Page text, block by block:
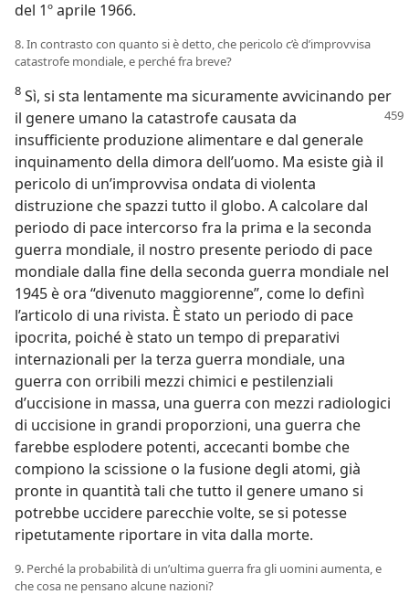
del 1º aprile 1966.
8. In contrasto con quanto si è detto, che pericolo c’è d’improvvisa
catastrofe mondiale, e perché fra breve?
8 Sì, si sta lentamente ma sicuramente avvicinando per
il genere umano la catastrofe causata da
insufficiente produzione alimentare e dal generale
inquinamento della dimora dell’uomo. Ma esiste già il
pericolo di un’improvvisa ondata di violenta
distruzione che spazzi tutto il globo. A calcolare dal
periodo di pace intercorso fra la prima e la seconda
guerra mondiale, il nostro presente periodo di pace
mondiale dalla fine della seconda guerra mondiale nel
1945 è ora “divenuto maggiorenne”, come lo definì
l’articolo di una rivista. È stato un periodo di pace
ipocrita, poiché è stato un tempo di preparativi
internazionali per la terza guerra mondiale, una
guerra con orribili mezzi chimici e pestilenziali
d’uccisione in massa, una guerra con mezzi radiologici
di uccisione in grandi proporzioni, una guerra che
farebbe esplodere potenti, accecanti bombe che
compiono la scissione o la fusione degli atomi, già
pronte in quantità tali che tutto il genere umano si
potrebbe uccidere parecchie volte, se si potesse
ripetutamente riportare in vita dalla morte.
9. Perché la probabilità di un’ultima guerra fra gli uomini aumenta, e
che cosa ne pensano alcune nazioni?